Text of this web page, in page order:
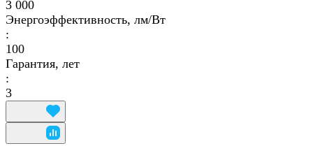
3 000
Энергоэффективность, лм/Вт
:
100
Гарантия, лет
:
3